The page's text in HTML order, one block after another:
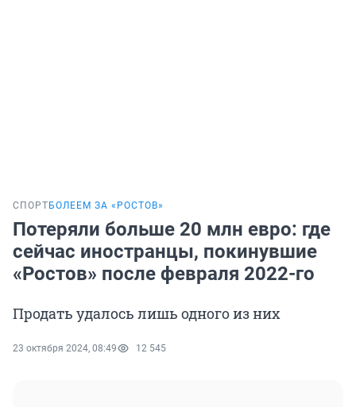
СПОРТ БОЛЕЕМ ЗА «РОСТОВ»
Потеряли больше 20 млн евро: где
сейчас иностранцы, покинувшие
«Ростов» после февраля 2022-го
Продать удалось лишь одного из них
23 октября 2024, 08:49 12 545